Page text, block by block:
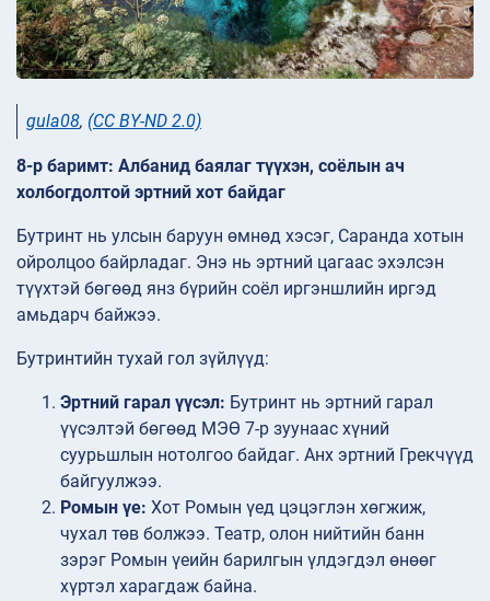
gula08, (CC BY-ND 2.0)
8-р баримт: Албанид баялаг түүхэн, соёлын ач
холбогдолтой эртний хот байдаг
Бутринт нь улсын баруун өмнөд хэсэг, Саранда хотын
ойролцоо байрладаг. Энэ нь эртний цагаас эхэлсэн
түүхтэй бөгөөд янз бүрийн соёл иргэншлийн иргэд
амьдарч байжээ.
Бутринтийн тухай гол зүйлүүд:
Эртний гарал үүсэл: Бутринт нь эртний гарал
үүсэлтэй бөгөөд МЭӨ 7-р зуунаас хүний
суурьшлын нотолгоо байдаг. Анх эртний Грекчүүд
байгуулжээ.
Ромын үе: Хот Ромын үед цэцэглэн хөгжиж,
чухал төв болжээ. Театр, олон нийтийн банн
зэрэг Ромын үеийн барилгын үлдэгдэл өнөөг
хүртэл харагдаж байна.